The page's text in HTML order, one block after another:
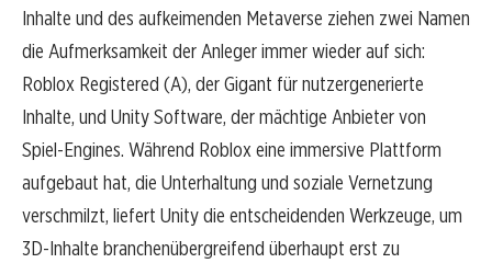
Inhalte und des aufkeimenden Metaverse ziehen zwei Namen
die Aufmerksamkeit der Anleger immer wieder auf sich:
Roblox Registered (A), der Gigant für nutzergenerierte
Inhalte, und Unity Software, der mächtige Anbieter von
Spiel-Engines. Während Roblox eine immersive Plattform
aufgebaut hat, die Unterhaltung und soziale Vernetzung
verschmilzt, liefert Unity die entscheidenden Werkzeuge, um
3D-Inhalte branchenübergreifend überhaupt erst zu